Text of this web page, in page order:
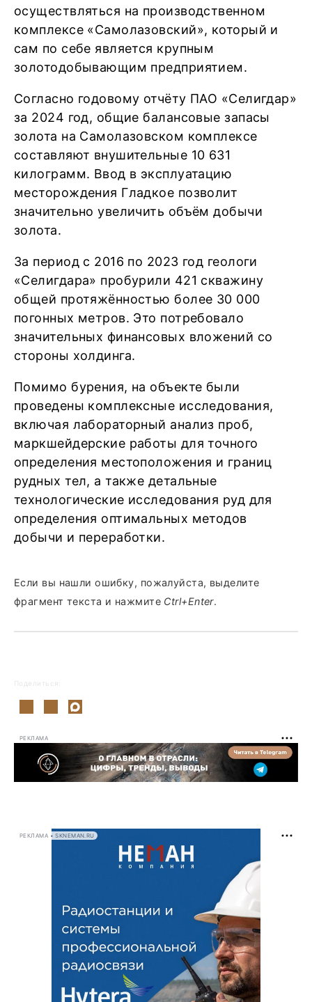
осуществляться на производственном
комплексе «Самолазовский», который и
сам по себе является крупным
золотодобывающим предприятием.
Согласно годовому отчёту ПАО «Селигдар»
за 2024 год, общие балансовые запасы
золота на Самолазовском комплексе
составляют внушительные 10 631
килограмм. Ввод в эксплуатацию
месторождения Гладкое позволит
значительно увеличить объём добычи
золота.
За период с 2016 по 2023 год геологи
«Селигдара» пробурили 421 скважину
общей протяжённостью более 30 000
погонных метров. Это потребовало
значительных финансовых вложений со
стороны холдинга.
Помимо бурения, на объекте были
проведены комплексные исследования,
включая лабораторный анализ проб,
маркшейдерские работы для точного
определения местоположения и границ
рудных тел, а также детальные
технологические исследования руд для
определения оптимальных методов
добычи и переработки.
Если вы нашли ошибку, пожалуйста, выделите
фрагмент текста и нажмите Ctrl+Enter.
Поделиться:
РЕКЛАМА
РЕКЛАМА • SKNEMAN.RU